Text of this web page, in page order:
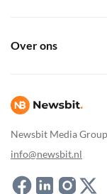
Newsbit Media Group
info@newsbit.nl
Over ons